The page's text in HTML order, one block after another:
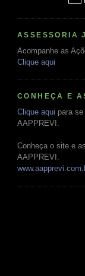
ASSESSORIA
Acompanhe as
Clique aqui
CONHEÇA E
Clique aqui para
AAPPREVI.
Conheça o site e
AAPPREVI.